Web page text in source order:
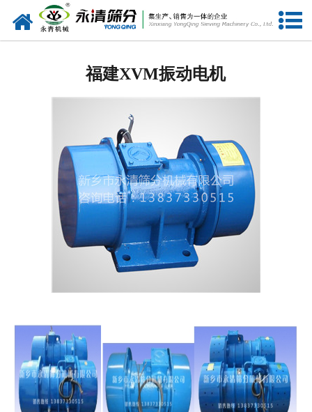
网站首页
福建输送设备
福建振动平台
福建仓壁振动器
福建筛机配件
福建XVM振动电机